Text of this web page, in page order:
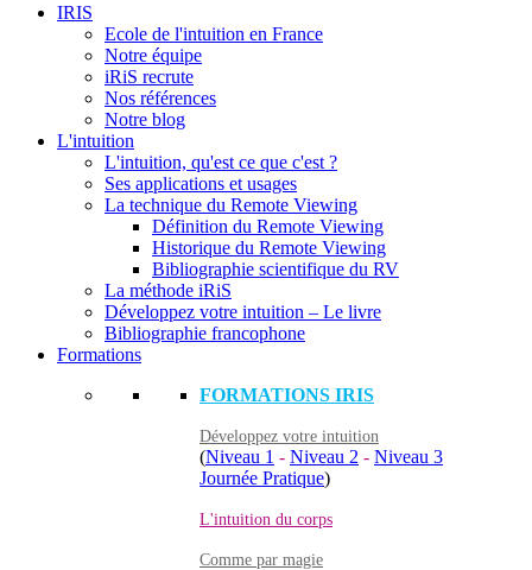
IRIS
Ecole de l'intuition en France
Notre équipe
iRiS recrute
Nos références
Notre blog
L'intuition
L'intuition, qu'est ce que c'est ?
Ses applications et usages
La technique du Remote Viewing
Définition du Remote Viewing
Historique du Remote Viewing
Bibliographie scientifique du RV
La méthode iRiS
Développez votre intuition – Le livre
Bibliographie francophone
Formations
FORMATIONS IRIS
Développez votre intuition
(Niveau 1 - Niveau 2 - Niveau 3
Journée Pratique)
L'intuition du corps
Comme par magie